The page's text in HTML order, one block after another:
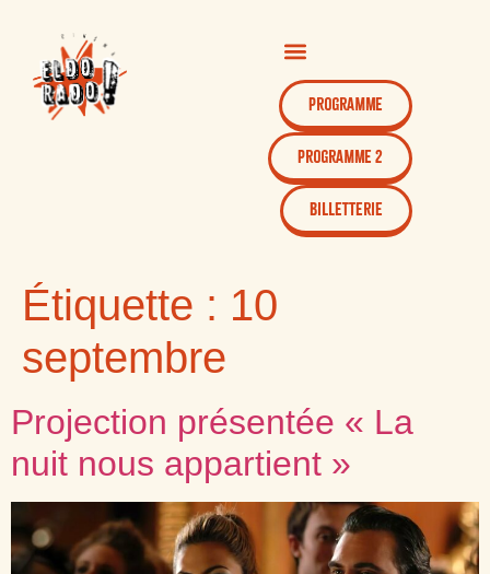
Programme
Programme 2
Billetterie
Étiquette : 10
septembre
Projection présentée « La
nuit nous appartient »